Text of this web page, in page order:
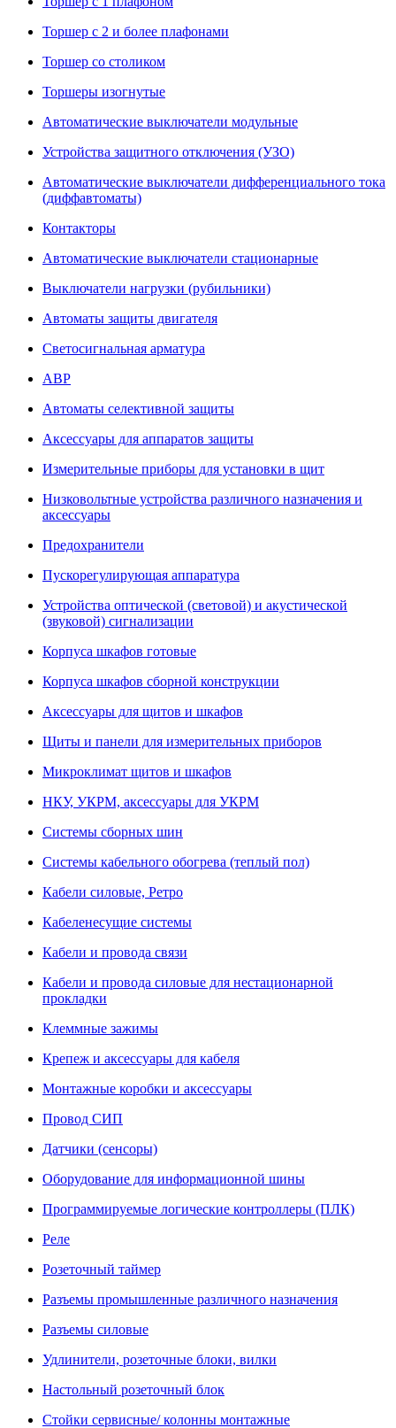
Торшер с 2 и более плафонами
Торшер со столиком
Торшеры изогнутые
Автоматические выключатели модульные
Устройства защитного отключения (УЗО)
Автоматические выключатели дифференциального тока
(диффавтоматы)
Контакторы
Автоматические выключатели стационарные
Выключатели нагрузки (рубильники)
Автоматы защиты двигателя
Светосигнальная арматура
АВР
Автоматы селективной защиты
Аксессуары для аппаратов защиты
Измерительные приборы для установки в щит
Низковольтные устройства различного назначения и
аксессуары
Предохранители
Пускорегулирующая аппаратура
Устройства оптической (световой) и акустической
(звуковой) сигнализации
Корпуса шкафов готовые
Корпуса шкафов сборной конструкции
Аксессуары для щитов и шкафов
Щиты и панели для измерительных приборов
Микроклимат щитов и шкафов
НКУ, УКРМ, аксессуары для УКРМ
Системы сборных шин
Системы кабельного обогрева (теплый пол)
Кабели силовые, Ретро
Кабеленесущие системы
Кабели и провода связи
Кабели и провода силовые для нестационарной
прокладки
Клеммные зажимы
Крепеж и аксессуары для кабеля
Монтажные коробки и аксессуары
Провод СИП
Датчики (сенсоры)
Оборудование для информационной шины
Программируемые логические контроллеры (ПЛК)
Реле
Розеточный таймер
Разъемы промышленные различного назначения
Разъемы силовые
Удлинители, розеточные блоки, вилки
Настольный розеточный блок
Стойки сервисные/ колонны монтажные